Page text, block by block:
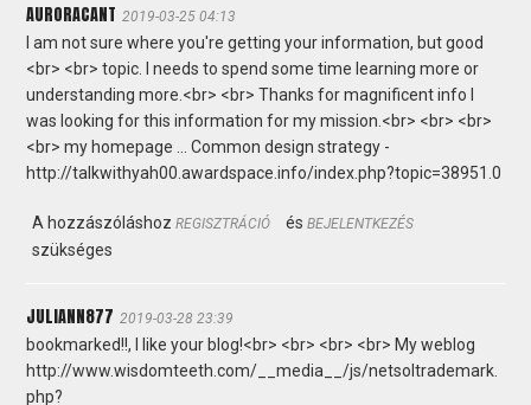
AURORACANT 2019-03-25 04:13
I am not sure where you're getting your information, but good
<br> <br> topic. I needs to spend some time learning more or
understanding more.<br> <br> Thanks for magnificent info I
was looking for this information for my mission.<br> <br> <br>
<br> my homepage ... Common design strategy -
http://talkwithyah00.awardspace.info/index.php?topic=38951.0
A hozzászóláshozREGISZTRÁCIÓ ésBEJELENTKEZÉS
szükséges
JULIANN877 2019-03-28 23:39
bookmarked!!, I like your blog!<br> <br> <br> <br> My weblog
http://www.wisdomteeth.com/__media__/js/netsoltrademark.
php?